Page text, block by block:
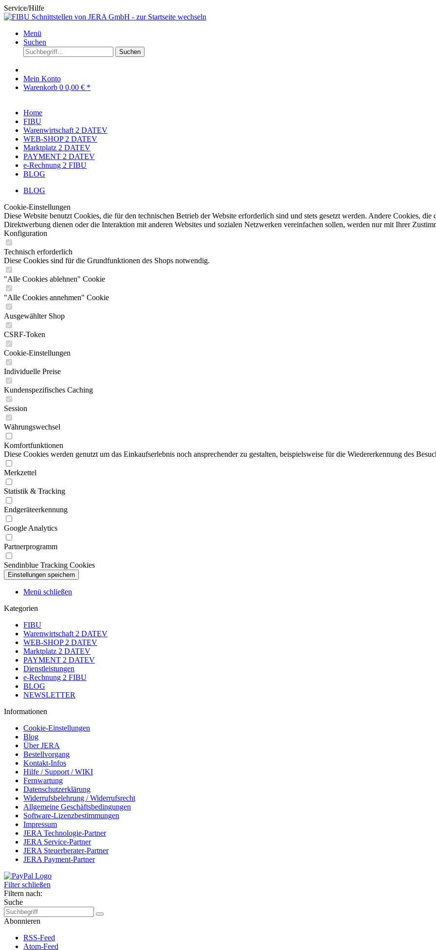
Service/Hilfe
Menü
Suchen
Suchen
Mein Konto
Warenkorb 0 0,00 € *
Home
FIBU
Warenwirtschaft 2 DATEV
WEB-SHOP 2 DATEV
Marktplatz 2 DATEV
PAYMENT 2 DATEV
e-Rechnung 2 FIBU
BLOG
BLOG
Cookie-Einstellungen
Diese Website benutzt Cookies, die für den technischen Betrieb der Website erforderlich sind und stets gesetzt werden. Andere Cookies,
Direktwerbung dienen oder die Interaktion mit anderen Websites und sozialen Netzwerken vereinfachen sollen, werden nur mit Ihrer
Konfiguration
Technisch erforderlich
Diese Cookies sind für die Grundfunktionen des Shops notwendig.
"Alle Cookies ablehnen" Cookie
"Alle Cookies annehmen" Cookie
Ausgewählter Shop
CSRF-Token
Cookie-Einstellungen
Individuelle Preise
Kundenspezifisches Caching
Session
Währungswechsel
Komfortfunktionen
Diese Cookies werden genutzt um das Einkaufserlebnis noch ansprechender zu gestalten, beispielsweise für die Wiedererkennung des
Merkzettel
Statistik & Tracking
Endgeräteerkennung
Google Analytics
Partnerprogramm
Sendinblue Tracking Cookies
Menü schließen
Kategorien
FIBU
Warenwirtschaft 2 DATEV
WEB-SHOP 2 DATEV
Marktplatz 2 DATEV
PAYMENT 2 DATEV
Dienstleistungen
e-Rechnung 2 FIBU
BLOG
NEWSLETTER
Informationen
Cookie-Einstellungen
Blog
Über JERA
Bestellvorgang
Kontakt-Infos
Hilfe / Support / WIKI
Fernwartung
Datenschutzerklärung
Widerrufsbelehrung / Widerrufsrecht
Allgemeine Geschäftsbedingungen
Software-Lizenzbestimmungen
Impressum
JERA Technologie-Partner
JERA Service-Partner
JERA Steuerberater-Partner
JERA Payment-Partner
Filter schließen
Filtern nach:
Suche
Abonnieren
RSS-Feed
Atom-Feed